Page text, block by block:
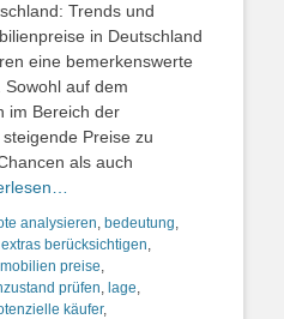
Trends und
in Deutschland
eine bemerkenswerte
Sowohl auf dem
im Bereich der
Preise zu
als auch
analysieren, bedeutung,
extras berücksichtigen,
preise,
prüfen, lage,
käufer,